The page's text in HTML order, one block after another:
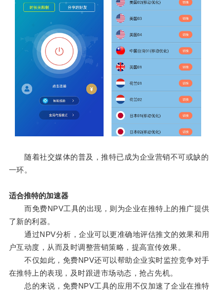
随着社交媒体的普及，推特已成为企业营销不可或缺的
一环。
适合推特的加速器
而免费NPV工具的出现，则为企业在推特上的推广提供
了新的利器。
通过NPV分析，企业可以更准确地评估推文的效果和用
户互动度，从而及时调整营销策略，提高宣传效果。
不仅如此，免费NPV还可以帮助企业实时监控竞争对手
在推特上的表现，及时跟进市场动态，抢占先机。
总的来说，免费NPV工具的应用不仅加速了企业在推特